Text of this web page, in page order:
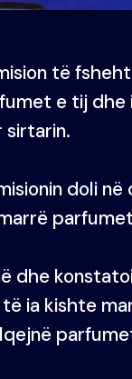
të
e tij
sirtarin.
doli
dhe
ia kishte